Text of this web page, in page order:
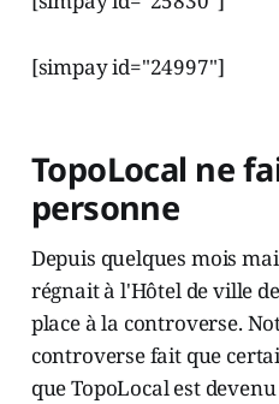
[simpay id="24997"]
TopoLocal ne
personne
Depuis quelques mois
régnait à l'Hôtel de ville
place à la controverse.
controverse fait que
que TopoLocal est